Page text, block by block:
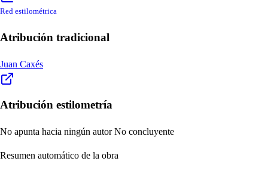
Red estilométrica
Atribución tradicional
Juan Caxés
Atribución estilometría
No apunta hacia ningún autor No concluyente
Resumen automático de la obra